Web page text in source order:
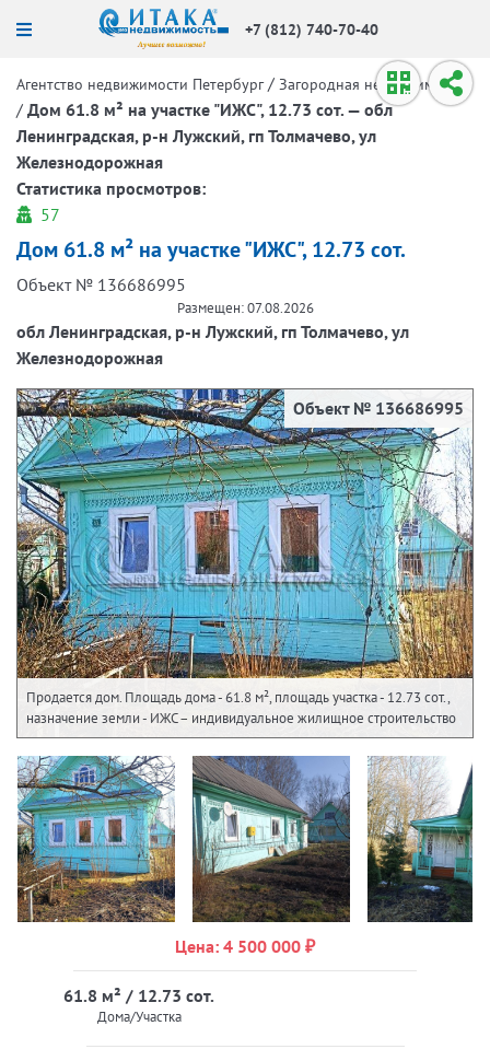
+7 (812) 740-70-40
Агентство недвижимости Петербург / Загородная недвижимость
/ Дом 61.8 м² на участке "ИЖС", 12.73 сот. — обл
Ленинградская, р-н Лужский, гп Толмачево, ул
Железнодорожная
Статистика просмотров:
57
Дом 61.8 м² на участке "ИЖС", 12.73 сот.
Объект № 136686995
Размещен: 07.08.2026
обл Ленинградская, р-н Лужский, гп Толмачево, ул
Железнодорожная
Объект № 136686995
Продается дом. Площадь дома - 61.8 м², площадь участка - 12.73 сот.,
назначение земли - ИЖС – индивидуальное жилищное строительство
Цена: 4 500 000 ₽
61.8 м² / 12.73 сот.
Дома/Участка